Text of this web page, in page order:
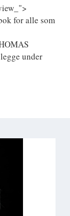
for alle som
under